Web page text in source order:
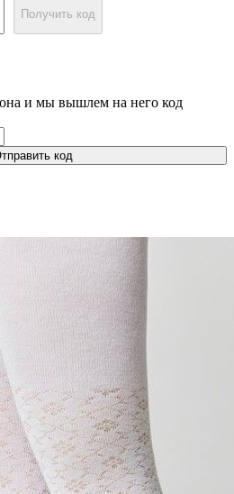
Получить код
и мы вышлем на него код
код